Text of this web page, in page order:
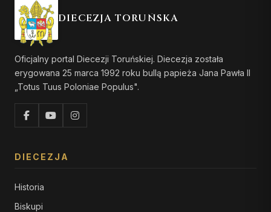
DIECEZJA TORUŃSKA
Oficjalny portal Diecezji Toruńskiej. Diecezja została
erygowana 25 marca 1992 roku bullą papieża Jana Pawła II
„Totus Tuus Poloniae Populus".
DIECEZJA
Historia
Biskupi